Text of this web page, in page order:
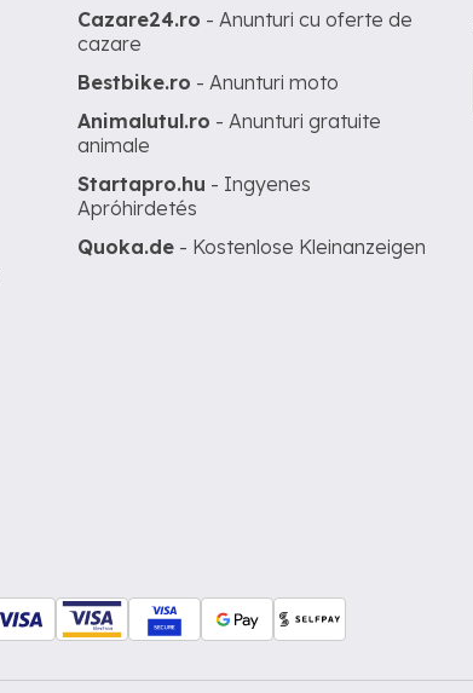
Cazare24.ro - Anunturi cu oferte de
cazare
Bestbike.ro - Anunturi moto
Animalutul.ro - Anunturi gratuite
animale
Startapro.hu - Ingyenes
Apróhirdetés
Quoka.de - Kostenlose Kleinanzeigen